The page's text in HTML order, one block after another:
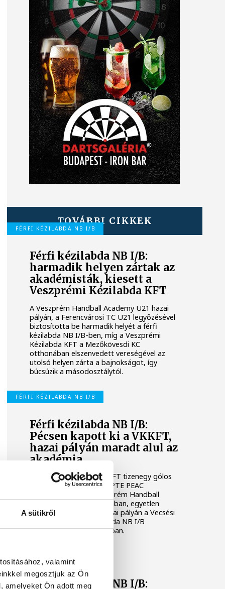
A sütikről
valamint
megosztjuk az Ön
amelyeket Ön adott meg
TOVÁBBI CIKKEK
FÉRFI KÉZILABDA NB I/B
Férfi kézilabda NB I/B:
harmadik helyen zártak az
akadémisták, kiesett a
Veszprémi Kézilabda KFT
A Veszprém Handball Academy U21 hazai
pályán, a Ferencvárosi TC U21 legyőzésével
biztosította be harmadik helyét a férfi
kézilabda NB I/B-ben, míg a Veszprémi
Kézilabda KFT a Mezőkövesdi KC
otthonában elszenvedett vereségével az
utolsó helyen zárta a bajnokságot, így
búcsúzik a másodosztálytól.
FÉRFI KÉZILABDA NB I/B
Férfi kézilabda NB I/B:
Pécsen kapott ki a VKKFT,
hazai pályán maradt alul az
akadémia
A Veszprémi Kézilabda KFT tizenegy gólos
vereséget szenvedett a PTE PEAC
otthonában, míg a Veszprém Handball
Academy U21 nagy csatában, egyetlen
találattal maradt alul hazai pályán a Vecsési
KKFT ellen a férfi kézilabda NB I/B
huszonhetedik fordulójában.
Férfi kézilabda NB I/B: